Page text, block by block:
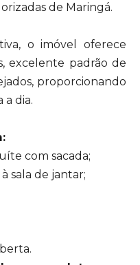
de Maringá.
o imóvel oferece
excelente padrão de
proporcionando
dia.
com sacada;
sala de jantar;